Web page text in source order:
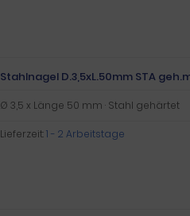
Stahlnagel D.3,5xL.50mm STA
Ø 3,5 x Länge 50 mm · Stahl gehärtet
Lieferzeit:1 - 2 Arbeitstage